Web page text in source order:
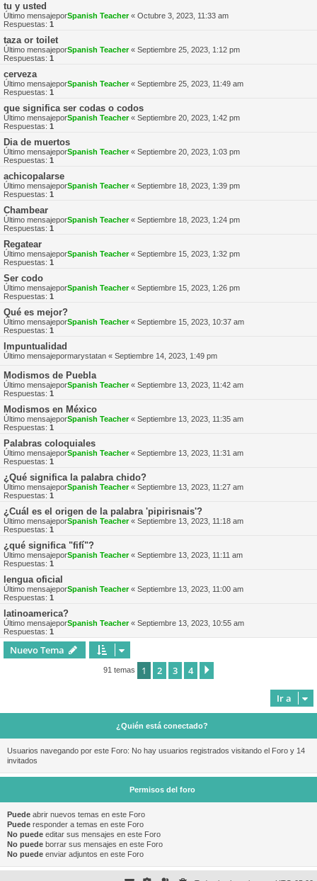
tu y usted
Último mensajeporSpanish Teacher« Octubre 3, 2023, 11:33 am
Respuestas: 1
taza or toilet
Último mensajeporSpanish Teacher« Septiembre 25, 2023, 1:12 pm
Respuestas: 1
cerveza
Último mensajeporSpanish Teacher« Septiembre 25, 2023, 11:49 am
Respuestas: 1
que significa ser codas o codos
Último mensajeporSpanish Teacher« Septiembre 20, 2023, 1:42 pm
Respuestas: 1
Dia de muertos
Último mensajeporSpanish Teacher« Septiembre 20, 2023, 1:03 pm
Respuestas: 1
achicopalarse
Último mensajeporSpanish Teacher« Septiembre 18, 2023, 1:39 pm
Respuestas: 1
Chambear
Último mensajeporSpanish Teacher« Septiembre 18, 2023, 1:24 pm
Respuestas: 1
Regatear
Último mensajeporSpanish Teacher« Septiembre 15, 2023, 1:32 pm
Respuestas: 1
Ser codo
Último mensajeporSpanish Teacher« Septiembre 15, 2023, 1:26 pm
Respuestas: 1
Qué es mejor?
Último mensajeporSpanish Teacher« Septiembre 15, 2023, 10:37 am
Respuestas: 1
Impuntualidad
Último mensajepormarystatan « Septiembre 14, 2023, 1:49 pm
Modismos de Puebla
Último mensajeporSpanish Teacher« Septiembre 13, 2023, 11:42 am
Respuestas: 1
Modismos en México
Último mensajeporSpanish Teacher« Septiembre 13, 2023, 11:35 am
Respuestas: 1
Palabras coloquiales
Último mensajeporSpanish Teacher« Septiembre 13, 2023, 11:31 am
Respuestas: 1
¿Qué significa la palabra chido?
Último mensajeporSpanish Teacher« Septiembre 13, 2023, 11:27 am
Respuestas: 1
¿Cuál es el origen de la palabra 'pipirisnais'?
Último mensajeporSpanish Teacher« Septiembre 13, 2023, 11:18 am
Respuestas: 1
¿qué significa "fifí"?
Último mensajeporSpanish Teacher« Septiembre 13, 2023, 11:11 am
Respuestas: 1
lengua oficial
Último mensajeporSpanish Teacher« Septiembre 13, 2023, 11:00 am
Respuestas: 1
latinoamerica?
Último mensajeporSpanish Teacher« Septiembre 13, 2023, 10:55 am
Respuestas: 1
Nuevo Tema
91 temas 1 2 3 4
Ir a
¿Quién está conectado?
Usuarios navegando por este Foro: No hay usuarios registrados visitando el Foro y 14
invitados
Permisos del foro
Puede abrir nuevos temas en este Foro
Puede responder a temas en este Foro
No puede editar sus mensajes en este Foro
No puede borrar sus mensajes en este Foro
No puede enviar adjuntos en este Foro